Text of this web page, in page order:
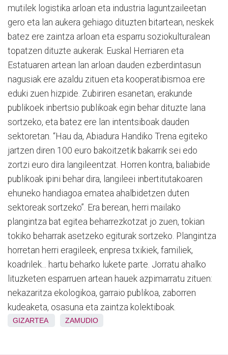
mutilek logistika arloan eta industria laguntzaileetan
gero eta lan aukera gehiago dituzten bitartean, neskek
batez ere zaintza arloan eta esparru soziokulturalean
topatzen dituzte aukerak. Euskal Herriaren eta
Estatuaren artean lan arloan dauden ezberdintasun
nagusiak ere azaldu zituen eta kooperatibismoa ere
eduki zuen hizpide. Zubiriren esanetan, erakunde
publikoek inbertsio publikoak egin behar dituzte lana
sortzeko, eta batez ere lan intentsiboak dauden
sektoretan. “Hau da, Abiadura Handiko Trena egiteko
jartzen diren 100 euro bakoitzetik bakarrik sei edo
zortzi euro dira langileentzat. Horren kontra, baliabide
publikoak ipini behar dira, langileei inbertitutakoaren
ehuneko handiagoa ematea ahalbidetzen duten
sektoreak sortzeko”. Era berean, herri mailako
plangintza bat egitea beharrezkotzat jo zuen, tokian
tokiko beharrak asetzeko egiturak sortzeko. Plangintza
horretan herri eragileek, enpresa txikiek, familiek,
koadrilek... hartu beharko lukete parte. Jorratu ahalko
lituzketen esparruen artean hauek azpimarratu zituen:
nekazaritza ekologikoa, garraio publikoa, zaborren
kudeaketa, osasuna eta zaintza kolektiboak.
GIZARTEA ZAMUDIO